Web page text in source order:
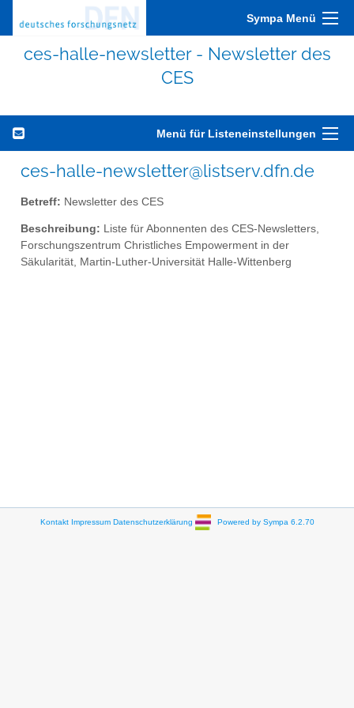
Sympa Menü
ces-halle-newsletter - Newsletter des
CES
Menü für Listeneinstellungen
ces-halle-newsletter@listserv.dfn.de
Betreff: Newsletter des CES
Beschreibung: Liste für Abonnenten des CES-Newsletters,
Forschungszentrum Christliches Empowerment in der
Säkularität, Martin-Luther-Universität Halle-Wittenberg
Kontakt Impressum Datenschutzerklärung Powered by Sympa 6.2.70